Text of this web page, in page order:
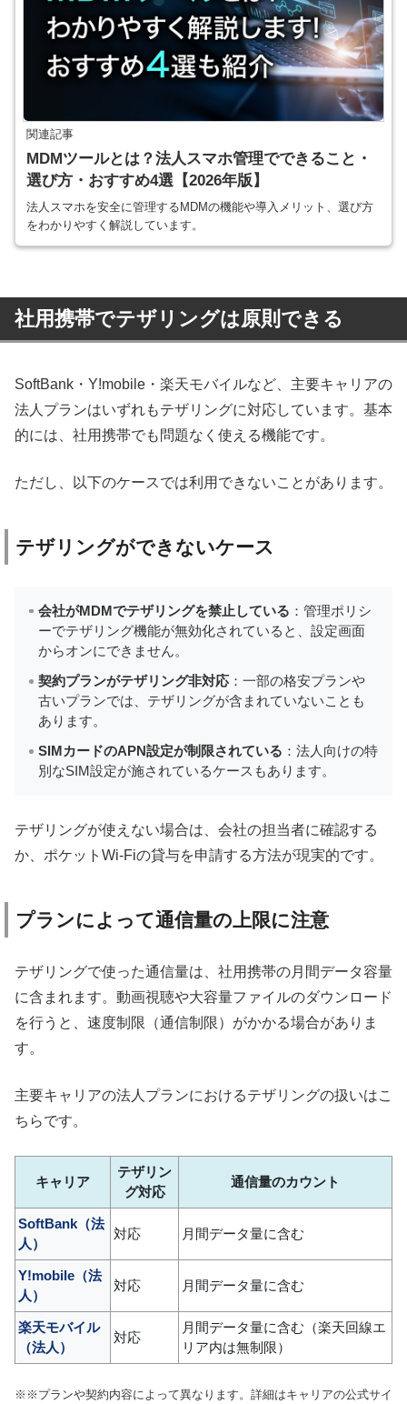
関連記事
MDMツールとは？法人スマホ管理でできること・
選び方・おすすめ4選【2026年版】
法人スマホを安全に管理するMDMの機能や導入メリット、選び方
をわかりやすく解説しています。
社用携帯でテザリングは原則できる
SoftBank・Y!mobile・楽天モバイルなど、主要キャリアの
法人プランはいずれもテザリングに対応しています。基本
的には、社用携帯でも問題なく使える機能です。
ただし、以下のケースでは利用できないことがあります。
テザリングができないケース
会社がMDMでテザリングを禁止している ：管理ポリシ
ーでテザリング機能が無効化されていると、設定画面
からオンにできません。
契約プランがテザリング非対応：一部の格安プランや
古いプランでは、テザリングが含まれていないことも
あります。
SIMカードのAPN設定が制限されている ：法人向けの特
別なSIM設定が施されているケースもあります。
テザリングが使えない場合は、会社の担当者に確認する
か、ポケットWi-Fiの貸与を申請する方法が現実的です。
プランによって通信量の上限に注意
テザリングで使った通信量は、社用携帯の月間データ容量
に含まれます。動画視聴や大容量ファイルのダウンロード
を行うと、速度制限（通信制限）がかかる場合がありま
す。
主要キャリアの法人プランにおけるテザリングの扱いはこ
ちらです。
キャリア
テザリン
グ対応
通信量のカウント
SoftBank（法
人）
対応 月間データ量に含む
Y!mobile（法
人）
対応 月間データ量に含む
楽天モバイル
（法人）
対応
月間データ量に含む（楽天回線エ
リア内は無制限）
※プランや契約内容によって異なります。詳細はキャリアの公式サイ